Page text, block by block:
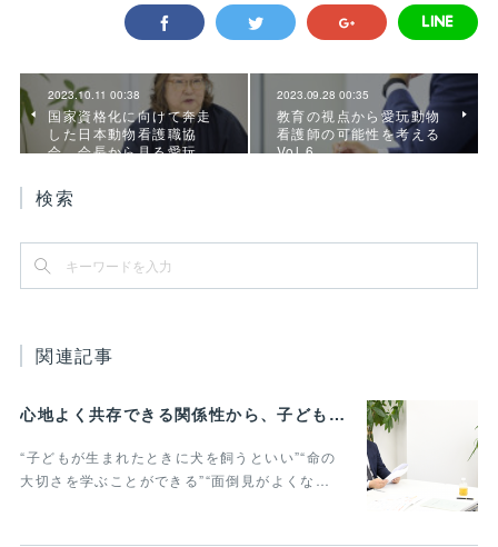
2023.10.11 00:38
国家資格化に向けて奔走
した日本動物看護職協
会。会長から見る愛玩…
2023.09.28 00:35
教育の視点から愛玩動物
看護師の可能性を考える
Vol.6
検索
関連記事
心地よく共存できる関係性から、子どもの発達に動物がよりよい影響を与える Vol.3
“子どもが生まれたときに犬を飼うといい”“命の
大切さを学ぶことができる”“面倒見がよくな…